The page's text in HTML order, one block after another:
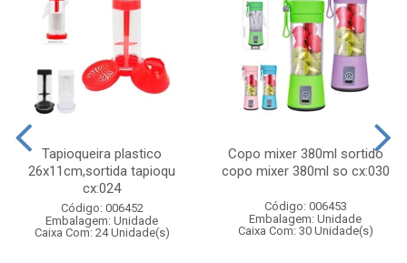
Tapioqueira plastico
26x11cm,sortida tapioqu
cx:024
Código: 006452
Embalagem: Unidade
Caixa Com: 24 Unidade(s)
Copo mixer 380ml sortido
copo mixer 380ml so cx:030
Código: 006453
Embalagem: Unidade
Caixa Com: 30 Unidade(s)